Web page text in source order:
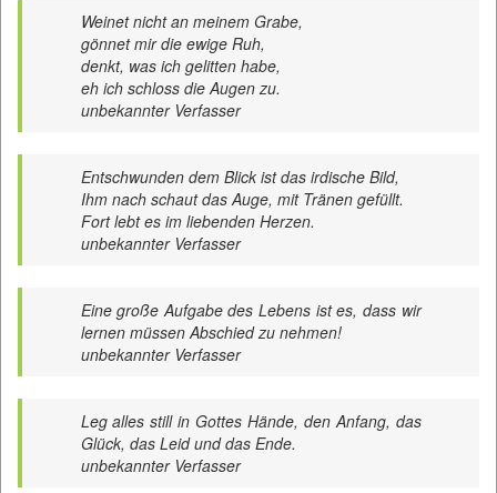
Weinet nicht an meinem Grabe,
gönnet mir die ewige Ruh,
denkt, was ich gelitten habe,
eh ich schloss die Augen zu.
unbekannter Verfasser
Entschwunden dem Blick ist das irdische Bild,
Ihm nach schaut das Auge, mit Tränen gefüllt.
Fort lebt es im liebenden Herzen.
unbekannter Verfasser
Eine große Aufgabe des Lebens ist es, dass wir
lernen müssen Abschied zu nehmen!
unbekannter Verfasser
Leg alles still in Gottes Hände, den Anfang, das
Glück, das Leid und das Ende.
unbekannter Verfasser